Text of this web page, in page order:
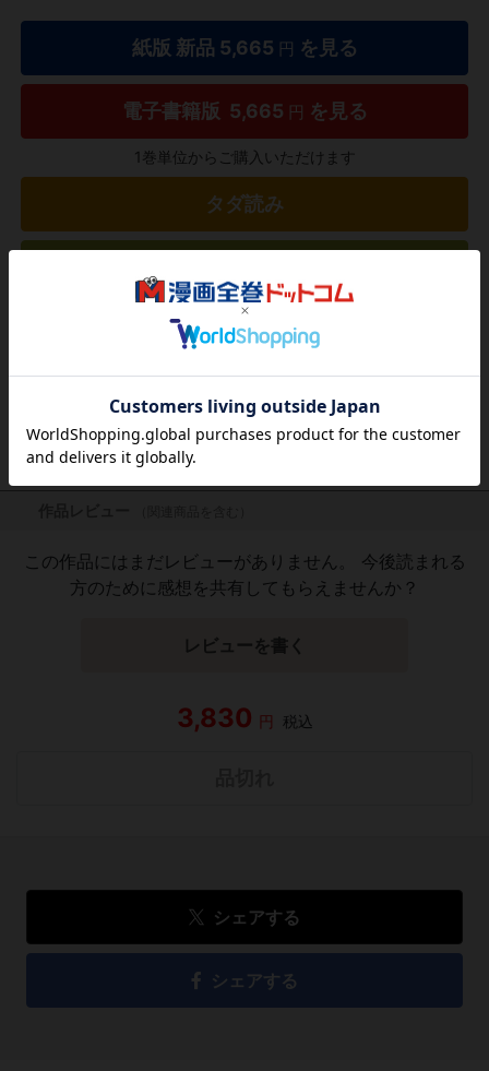
紙版 新品 5,665 円 を見る
電子書籍版 5,665 円 を見る
1巻単位からご購入いただけます
タダ読み
気になる商品を登録
この作品にはまだレビューがありません。 今後読まれる
方のために感想を共有してもらえませんか？
レビューを書く
3,830 円 税込
シェアする
シェアする